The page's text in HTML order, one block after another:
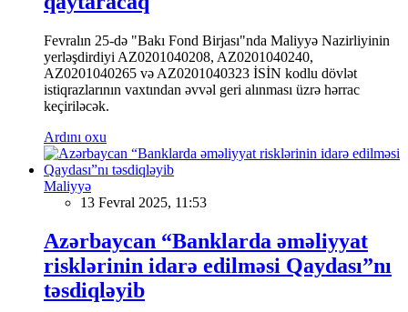
Fevralın 25-də "Bakı Fond Birjası"nda Maliyyə Nazirliyinin
yerləşdirdiyi AZ0201040208, AZ0201040240,
AZ0201040265 və AZ0201040323 İSİN kodlu dövlət
istiqrazlarının vaxtından əvvəl geri alınması üzrə hərrac
keçiriləcək.
Ardını oxu
Maliyyə
13 Fevral 2025, 11:53
Azərbaycan “Banklarda əməliyyat
risklərinin idarə edilməsi Qaydası”nı
təsdiqləyib